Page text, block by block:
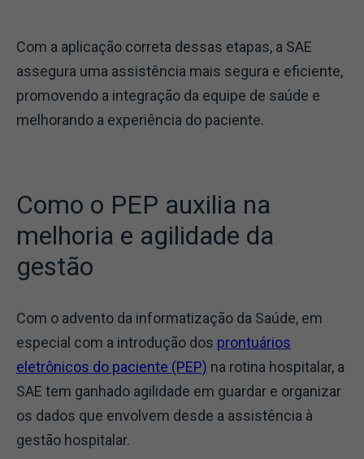
Com a aplicação correta dessas etapas, a SAE
assegura uma assistência mais segura e eficiente,
promovendo a integração da equipe de saúde e
melhorando a experiência do paciente.
Como o PEP auxilia na
melhoria e agilidade da
gestão
Com o advento da informatização da Saúde, em
especial com a introdução dos prontuários
eletrônicos do paciente (PEP) na rotina hospitalar, a
SAE tem ganhado agilidade em guardar e organizar
os dados que envolvem desde a assistência à
gestão hospitalar.